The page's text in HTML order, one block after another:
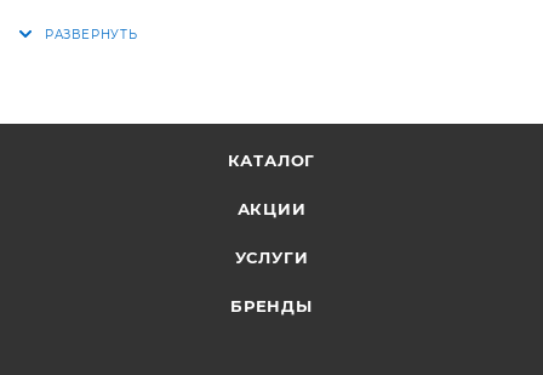
КАТАЛОГ
АКЦИИ
УСЛУГИ
БРЕНДЫ